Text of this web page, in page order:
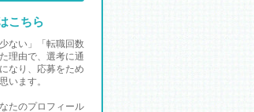
こちら
ない」「転職回数
理由で、選考に通
なり、応募をため
います。
たのプロフィール